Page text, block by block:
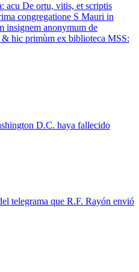
acu De ortu, vitis, et scriptis
congregatione S Mauri in
insignem anonymum de
hic primùm ex biblioteca MSS:
D.C. haya fallecido
telegrama que R.F. Rayón envió